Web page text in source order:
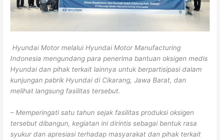
Hyundai Motor melalui Hyundai Motor Manufacturing
Indonesia mengundang para penerima bantuan oksigen medis
Hyundai dan pihak terkait lainnya untuk berpartisipasi dalam
kunjungan pabrik Hyundai di Cikarang, Jawa Barat, dan
melihat langsung fasilitas tersebut.
– Memperingati satu tahun sejak fasilitas produksi oksigen
tersebut dibangun, kegiatan ini dirintis sebagai bentuk rasa
syukur dan apresiasi terhadap masyarakat dan pihak terkait